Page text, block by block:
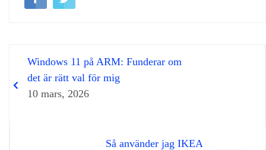
Windows 11 på ARM: Funderar om
det är rätt val för mig
10 mars, 2026
Så använder jag IKEA